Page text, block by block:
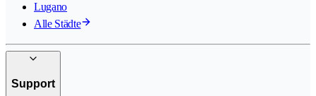
Lugano
Alle Städte
Support